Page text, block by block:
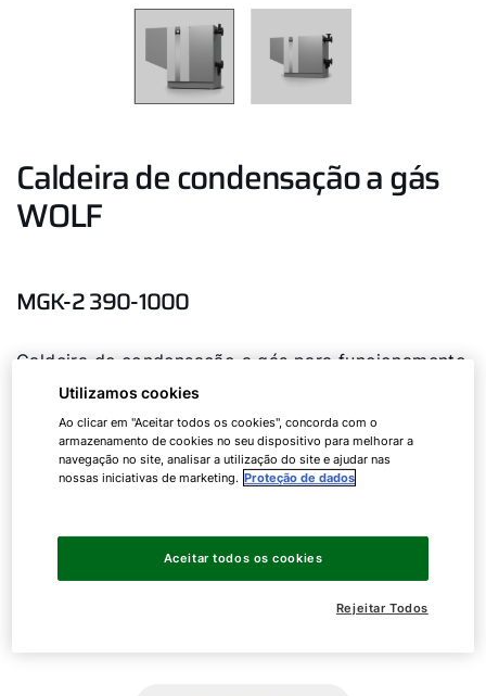
Caldeira de condensação a gás
WOLF
MGK-2 390-1000
Caldeira de condensação a gás para funcionamento
de condensação e produção de AQS para gás
natural H e GLP (até 1000 kW)
MGK-2
MGK-2
MGK-2
Utilizamos cookies
Ao clicar em "Aceitar todos os cookies", concorda com o
armazenamento de cookies no seu dispositivo para melhorar a
navegação no site, analisar a utilização do site e ajudar nas
nossas iniciativas de marketing. Proteção de dados
Rejeitar Todos
Aceitar todos os cookies